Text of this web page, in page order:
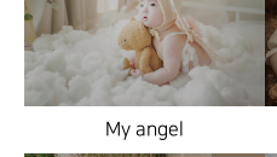
My angel